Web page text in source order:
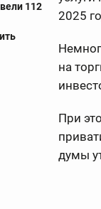
112
2025
на
При
думы